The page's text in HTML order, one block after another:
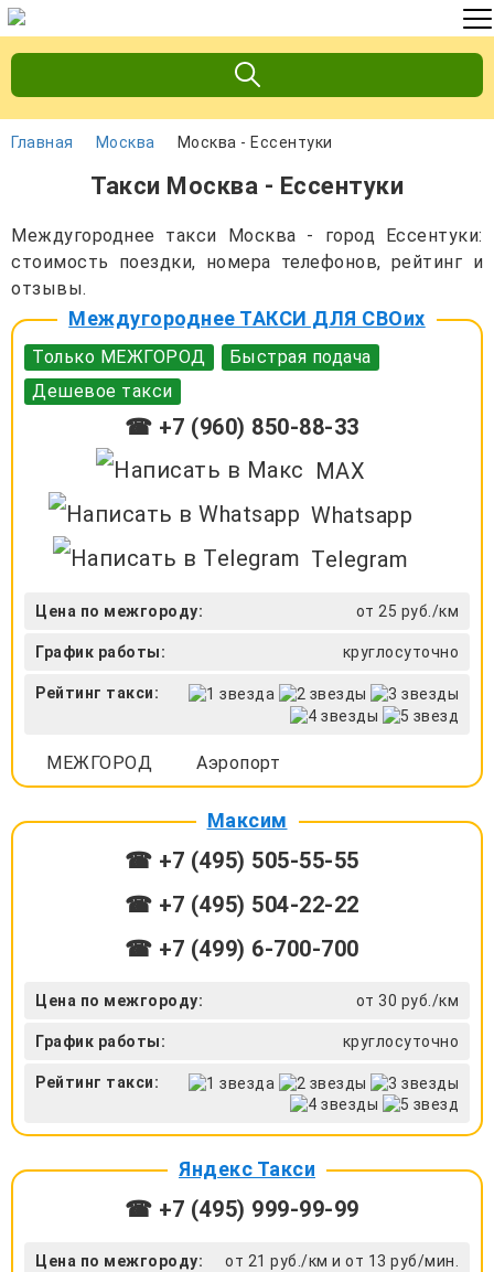
Главная Москва Москва - Ессентуки
Такси Москва - Ессентуки
Междугороднее такси Москва - город Ессентуки:
стоимость поездки, номера телефонов, рейтинг и
отзывы.
Междугороднее ТАКСИ ДЛЯ СВОих
Только МЕЖГОРОД
Быстрая подача
Дешевое такси
☎ +7 (960) 850-88-33
MAX
Whatsapp
Telegram
Цена по межгороду: от 25 руб./км
График работы: круглосуточно
Рейтинг такси:
МЕЖГОРОД Аэропорт
Максим
☎ +7 (495) 505-55-55
☎ +7 (495) 504-22-22
☎ +7 (499) 6-700-700
Цена по межгороду: от 30 руб./км
График работы: круглосуточно
Рейтинг такси:
Яндекс Такси
☎ +7 (495) 999-99-99
Цена по межгороду: от 21 руб./км и от 13 руб/мин.